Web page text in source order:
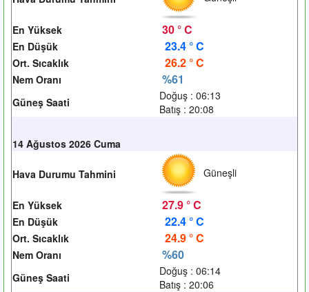
En Yüksek 30 ° C
En Düşük 23.4 ° C
Ort. Sıcaklık 26.2 ° C
Nem Oranı %61
Güneş Saati
Doğuş : 06:13
Batış : 20:08
14 Ağustos 2026 Cuma
Hava Durumu Tahmini Güneşli
En Yüksek 27.9 ° C
En Düşük 22.4 ° C
Ort. Sıcaklık 24.9 ° C
Nem Oranı %60
Güneş Saati
Doğuş : 06:14
Batış : 20:06